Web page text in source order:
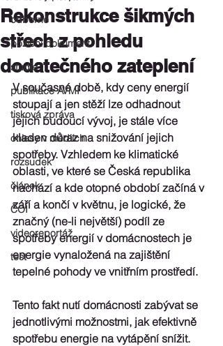
odborné
poziční dokument
studie
publikace AVMI
tisková zpráva
ohlasy v médiích
rozsudek
článek
ČOI
videoreportáž
test
Rekonstrukce šikmých
střech z pohledu
dodatečného zateplení
V současné době, kdy ceny energií
stoupají a jen stěží lze odhadnout
jejich budoucí vývoj, je stále více
kladen důraz na snižování jejich
spotřeby. Vzhledem ke klimatické
oblasti, ve které se Česká republika
nachází a kde otopné období začíná v
září a končí v květnu, je logické, že
značný (ne-li největší) podíl ze
spotřeby energií v domácnostech je
energie vynaložená na zajištění
tepelné pohody ve vnitřním prostředí.
Tento fakt nutí domácnosti zabývat se
jednotlivými možnostmi, jak efektivně
spotřebu energie na vytápění snížit.